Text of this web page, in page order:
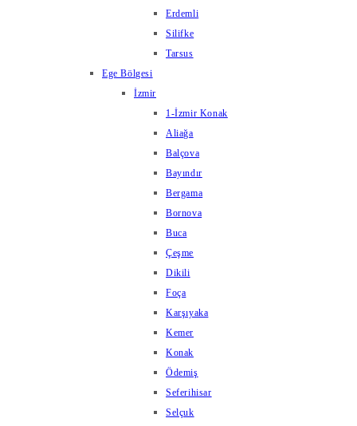
Erdemli
Silifke
Tarsus
Ege Bölgesi
İzmir
1-İzmir Konak
Aliağa
Balçova
Bayındır
Bergama
Bornova
Buca
Çeşme
Dikili
Foça
Karşıyaka
Kemer
Konak
Ödemiş
Seferihisar
Selçuk